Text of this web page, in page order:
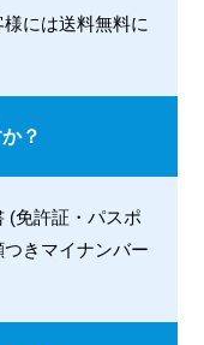
には送料無料に
？
(免許証・パスポ
きマイナンバー